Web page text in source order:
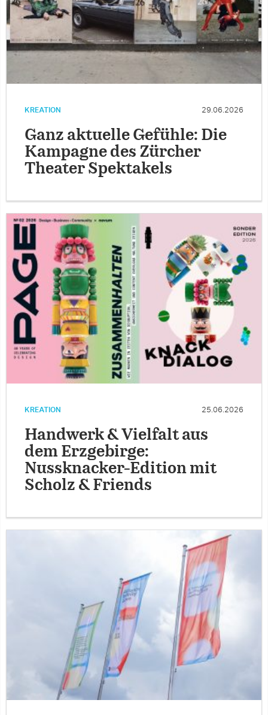
KREATION 29.06.2026
Ganz aktuelle Gefühle: Die
Kampagne des Zürcher
Theater Spektakels
KREATION 25.06.2026
Handwerk & Vielfalt aus
dem Erzgebirge:
Nussknacker-Edition mit
Scholz & Friends